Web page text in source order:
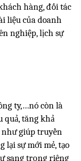
hàng, đối tác
liệu của doanh
nghiệp, lịch sự
ty,…nó còn là
quả, tăng khả
giúp truyền
lại sự mới mẻ, tạo
sang trọng riêng